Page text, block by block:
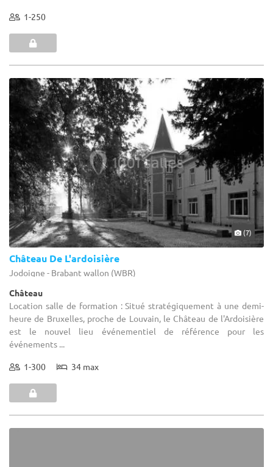
1-250
(7)
Château De L'ardoisière
Jodoigne - Brabant wallon (WBR)
Château
Location salle de formation : Situé stratégiquement à une demi-
heure de Bruxelles, proche de Louvain, le Château de l'Ardoisière
est le nouvel lieu événementiel de référence pour les
événements ...
1-300 34 max